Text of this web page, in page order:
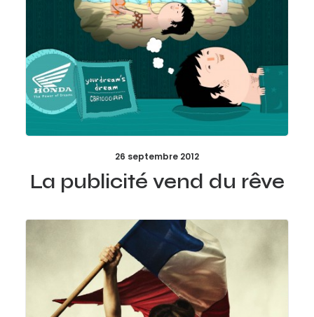
26 septembre 2012
La publicité vend du rêve